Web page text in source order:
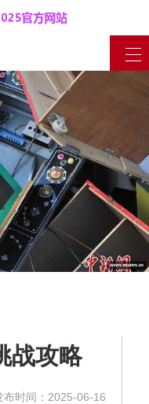
战攻略
布时间：2025-06-16